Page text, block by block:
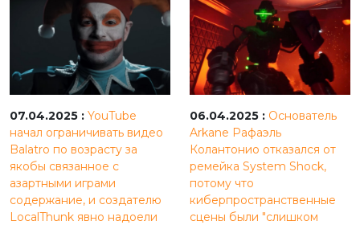
07.04.2025 : YouTube
начал ограничивать видео
Balatro по возрасту за
якобы связанное с
азартными играми
содержание, и создателю
LocalThunk явно надоели
06.04.2025 : Основатель
Arkane Рафаэль
Колантонио отказался от
ремейка System Shock,
потому что
киберпространственные
сцены были "слишком